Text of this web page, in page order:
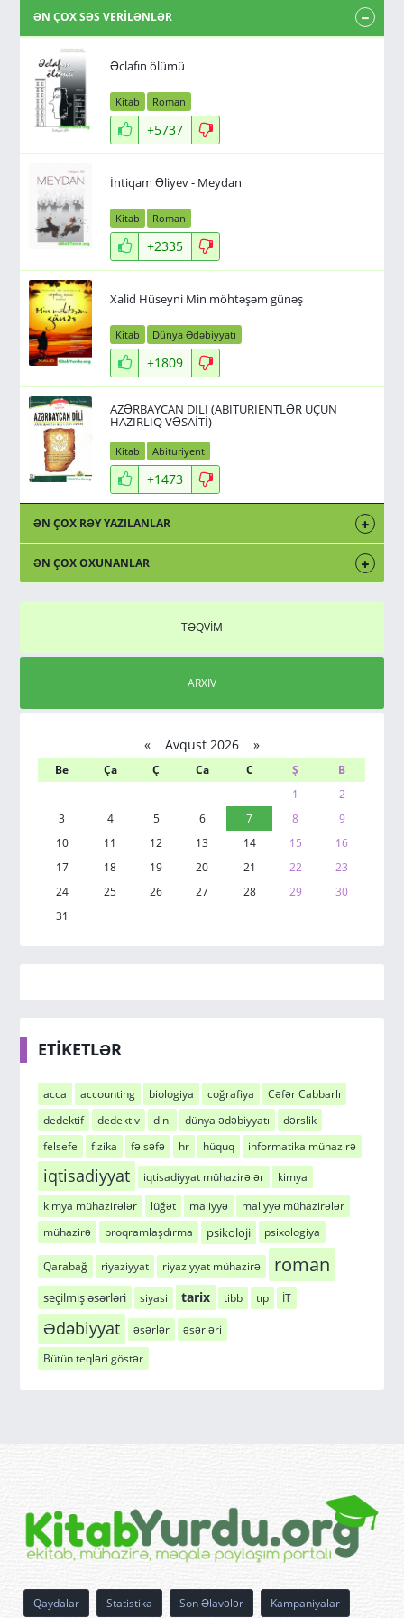
ƏN ÇOX SƏS VERİLƏNLƏR
Əclafın ölümü
Kitab Roman
+5737
İntiqam Əliyev - Meydan
Kitab Roman
+2335
Xalid Hüseyni Min möhtəşəm günəş
Kitab Dünya Ədəbiyyatı
+1809
AZƏRBAYCAN DİLİ (ABİTURİENTLƏR ÜÇÜN
HAZIRLIQ VƏSAİTİ)
Kitab Abituriyent
+1473
ƏN ÇOX RƏY YAZILANLAR
ƏN ÇOX OXUNANLAR
TƏQVİM
ARXIV
«Avqust 2026 »
Be Ça Ç Ca C Ş
B
1
2
3
4 5 6 7 8
9
10
11 12 13 14 15
16
17
18 19 20 21 22
23
24
25 26 27 28 29
30
31
ETİKETLƏR
acca accounting biologiya coğrafiya
Cəfər Cabbarlı
dedektif
dedektiv dini dünya ədəbiyyatı
dərslik
felsefe
fizika fəlsəfə hr hüquq informatika mühazirə
iqtisadiyyat iqtisadiyyat mühazirələr
kimya
kimya mühazirələr
lüğət maliyyə
maliyyə mühazirələr
mühazirə
proqramlaşdırma psikoloji psixologiya
Qarabağ riyaziyyat riyaziyyat mühazirə roman
seçilmiş əsərləri siyasi tarix tibb tıp İT
Ədəbiyyat əsərlər
əsərləri
Bütün teqləri göstər
Qaydalar Statistika Son Əlavələr Kampaniyalar